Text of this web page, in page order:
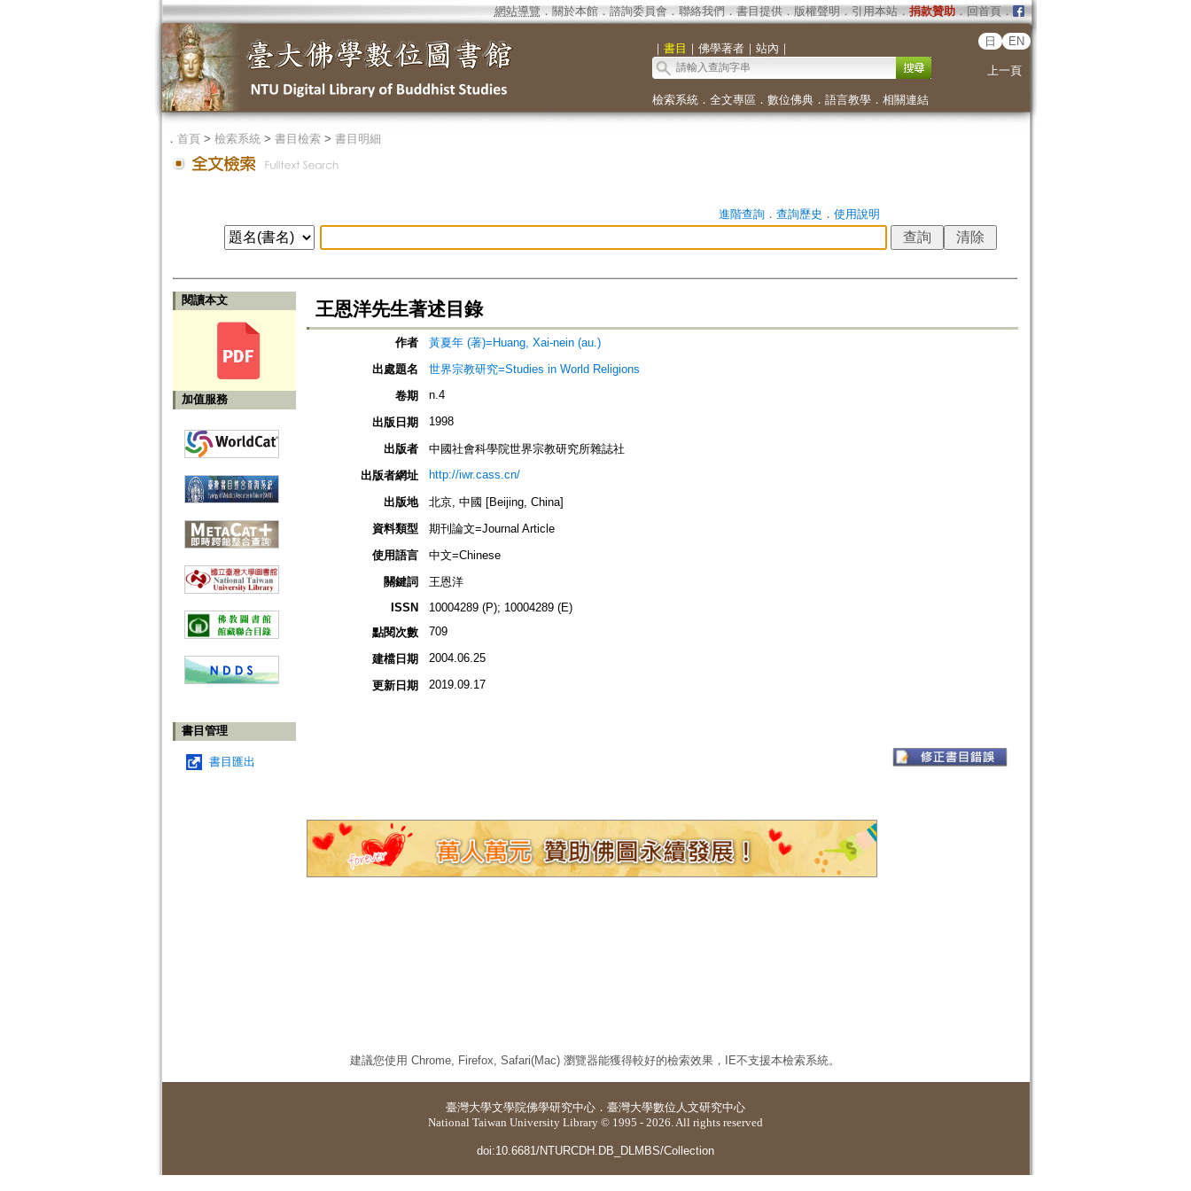
網站導覽 ． 關於本館． 諮詢委員會． 聯絡我們 ． 書目提供． 版權聲明 ． 引用本站． 捐款贊助．回首頁．
｜ 書目 ｜ 佛學著者｜ 站內 ｜
日 EN
上一頁
檢索系統． 全文專區 ． 數位佛典． 語言教學． 相關連結
． 首頁> 檢索系統> 書目檢索> 書目明細
進階查詢． 查詢歷史 ． 使用說明
閱讀本文
加值服務
書目管理
書目匯出
王恩洋先生著述目錄
作者
黃夏年 (著)=Huang, Xai-nein (au.)
出處題名
世界宗教研究=Studies in World Religions
卷期
n.4
出版日期 1998
出版者
中國社會科學院世界宗教研究所雜誌社
出版者網址
http://iwr.cass.cn/
出版地
北京, 中國 [Beijing, China]
資料類型
期刊論文=Journal Article
使用語言
中文=Chinese
關鍵詞
王恩洋
ISSN
10004289 (P); 10004289 (E)
點閱次數
709
建檔日期 2004.06.25
更新日期 2019.09.17
建議您使用 Chrome, Firefox, Safari(Mac) 瀏覽器能獲得較好的檢索效果，IE不支援本檢索系統。
臺灣大學文學院佛學研究中心 ． 臺灣大學數位人文研究中心
National Taiwan University Library © 1995 - 2026. All rights reserved
doi:10.6681/NTURCDH.DB_DLMBS/Collection